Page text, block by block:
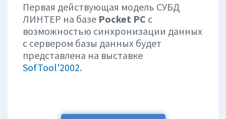
Первая действующая модель СУБД
ЛИНТЕР на базе Pocket PC с
возможностью синхронизации данных
с сервером базы данных будет
представлена на выставке
SofTool'2002.